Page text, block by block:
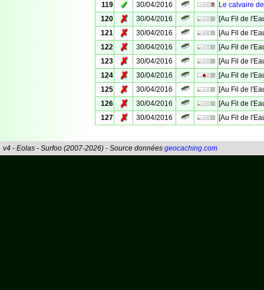
119
✓ 30/04/2016
Le calvaire
120
✗ 30/04/2016
[Au Fil de
121
✗ 30/04/2016
[Au Fil de
122
✗ 30/04/2016
[Au Fil de
123
✗ 30/04/2016
[Au Fil de
124
✗ 30/04/2016
[Au Fil de
125
✗ 30/04/2016
[Au Fil de
126
✗ 30/04/2016
[Au Fil de
127
✗ 30/04/2016 [Au Fil de
v4 - Eolas - Surfoo (2007-2026) - Source données geocaching.com